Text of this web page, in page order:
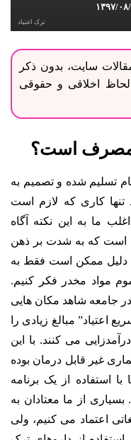
۰۸/۰۲
ترک اعتیاد
سایت، بدون ذکر
اخلاقی و حقوقی
مصرف است؟
تسلیم شده و تصمیم به
تنها کاری که لازم است
ما به این نکته آگاه
است که به شدت بر ذهن
دلیل ممکن است فقط به
مواد مخدر فکر کنیم.
در جامعه شاهد مکان هایی
اعتیاد” مبالغ زیادی را
می کنند. با این
غیر قابل درمان بوده
استفاده از یک برنامه
از ما معتادان به
اعتماد می کنیم، ولی